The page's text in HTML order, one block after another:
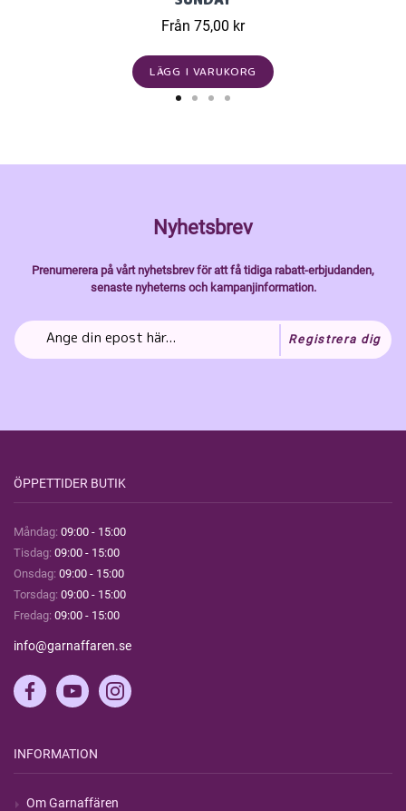
Från 75,00 kr
LÄGG I VARUKORG
Nyhetsbrev
Prenumerera på vårt nyhetsbrev för att få tidiga rabatt-erbjudanden,
senaste nyheterns och kampanjinformation.
Registrera dig
ÖPPETTIDER BUTIK
Måndag: 09:00 - 15:00
Tisdag: 09:00 - 15:00
Onsdag: 09:00 - 15:00
Torsdag: 09:00 - 15:00
Fredag: 09:00 - 15:00
info@garnaffaren.se
INFORMATION
Om Garnaffären